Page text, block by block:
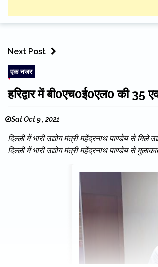
Next Post
एक नजर
हरिद्वार में बी0एच0ई0एल0 की
Sat Oct 9 , 2021
दिल्ली में भारी उद्योग मंत्री महेंद्रनाथ पाण्डेय से
दिल्ली में भारी उद्योग मंत्री महेंद्रनाथ पाण्डेय से